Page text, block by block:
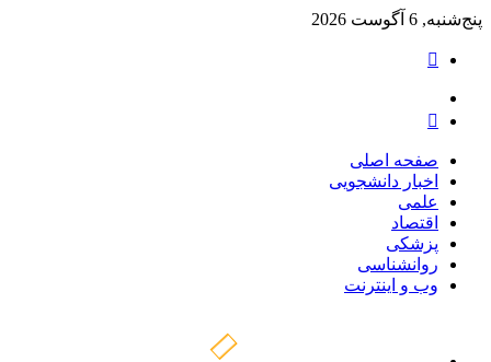
پنج‌شنبه, 6 آگوست 2026
صفحه اصلی
اخبار دانشجویی
علمی
اقتصاد
پزشکی
روانشناسی
وب و اینترنت